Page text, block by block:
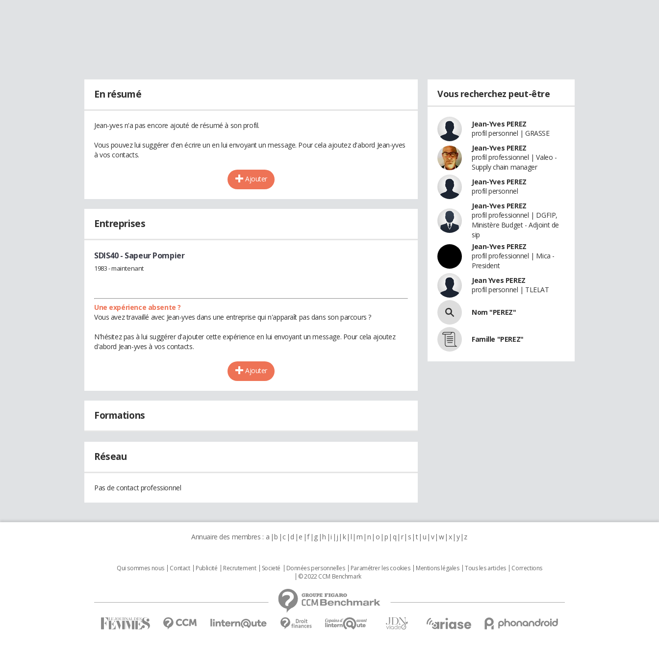
En résumé
Jean-yves n'a pas encore ajouté de résumé à son profil.
Vous pouvez lui suggérer d'en écrire un en lui envoyant un message. Pour cela ajoutez d'abord Jean-yves
à vos contacts.
Ajouter
Entreprises
SDIS40- Sapeur Pompier
1983 - maintenant
Une expérience absente ?
Vous avez travaillé avec Jean-yves dans une entreprise qui n'apparaît pas dans son parcours ?
N'hésitez pas à lui suggérer d'ajouter cette expérience en lui envoyant un message. Pour cela ajoutez
d'abord Jean-yves à vos contacts.
Ajouter
Formations
Réseau
Pas de contact professionnel
Vous recherchez peut-être
Jean-Yves PEREZ
profil personnel | GRASSE
Jean-Yves PEREZ
profil professionnel | Valeo -
Supply chain manager
Jean-Yves PEREZ
profil personnel
Jean-Yves PEREZ
profil professionnel | DGFIP,
Ministère Budget - Adjoint de
sip
Jean-Yves PEREZ
profil professionnel | Mica -
President
Jean Yves PEREZ
profil personnel | TLELAT
Nom "PEREZ"
Famille "PEREZ"
Annuaire des membres : a b c d e f g h i j k l m n o p q r s t u v w x y z
Qui sommes nous Contact Publicité Recrutement Societé Données personnelles Paramétrer les cookies Mentions légales Tous les articles
Corrections
© 2022 CCM Benchmark